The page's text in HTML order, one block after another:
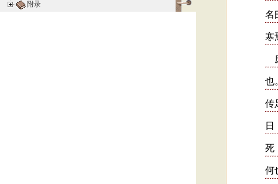
附录